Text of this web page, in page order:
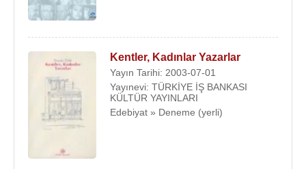
Kentler, Kadınlar Yazarlar
Yayın Tarihi: 2003-07-01
Yayınevi: TÜRKİYE İŞ BANKASI
KÜLTÜR YAYINLARI
Edebiyat » Deneme (yerli)